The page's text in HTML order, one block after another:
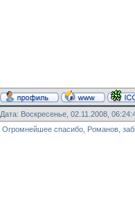
Дата: Воскресенье, 02.11.2008,
Огромнейшее спасибо, Романов,